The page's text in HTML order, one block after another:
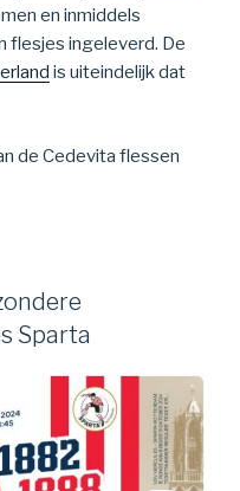
en inmiddels
flesjes ingeleverd. De
is uiteindelijk dat
de Cedevita flessen
Sparta